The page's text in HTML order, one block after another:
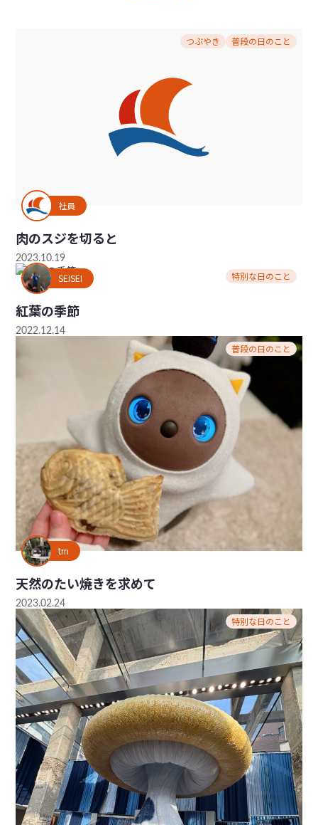
つぶやき 普段の日のこと
社員
肉のスジを切ると
2023.10.19
特別な日のこと
SEISEI
紅葉の季節
2022.12.14
普段の日のこと
tm
天然のたい焼きを求めて
2023.02.24
特別な日のこと